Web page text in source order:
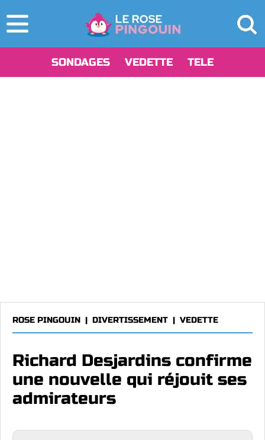
SONDAGES VEDETTE TELE
ROSE PINGOUIN | DIVERTISSEMENT | VEDETTE
Richard Desjardins confirme
une nouvelle qui réjouit ses
admirateurs